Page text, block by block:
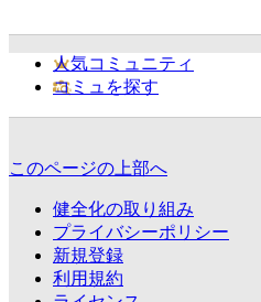
人気コミュニティ
コミュを探す
このページの上部へ
健全化の取り組み
プライバシーポリシー
新規登録
利用規約